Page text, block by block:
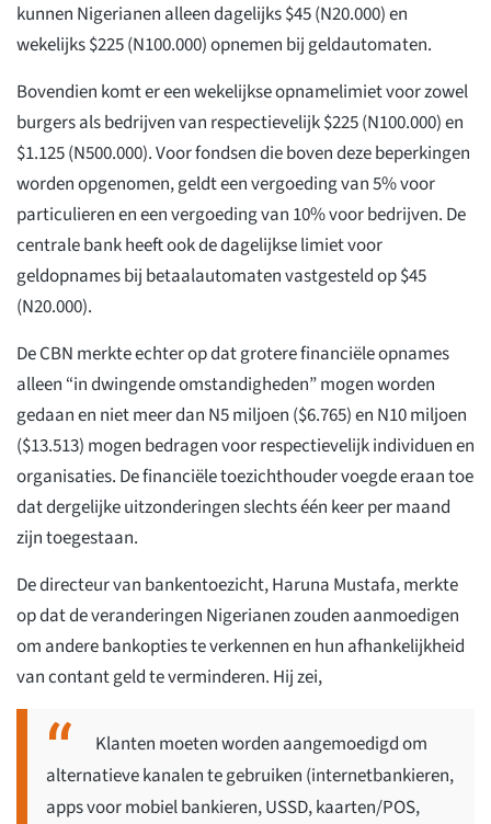
kunnen Nigerianen alleen dagelijks $45 (N20.000) en
wekelijks $225 (N100.000) opnemen bij geldautomaten.
Bovendien komt er een wekelijkse opnamelimiet voor zowel
burgers als bedrijven van respectievelijk $225 (N100.000) en
$1.125 (N500.000). Voor fondsen die boven deze beperkingen
worden opgenomen, geldt een vergoeding van 5% voor
particulieren en een vergoeding van 10% voor bedrijven. De
centrale bank heeft ook de dagelijkse limiet voor
geldopnames bij betaalautomaten vastgesteld op $45
(N20.000).
De CBN merkte echter op dat grotere financiële opnames
alleen “in dwingende omstandigheden” mogen worden
gedaan en niet meer dan N5 miljoen ($6.765) en N10 miljoen
($13.513) mogen bedragen voor respectievelijk individuen en
organisaties. De financiële toezichthouder voegde eraan toe
dat dergelijke uitzonderingen slechts één keer per maand
zijn toegestaan.
De directeur van bankentoezicht, Haruna Mustafa, merkte
op dat de veranderingen Nigerianen zouden aanmoedigen
om andere bankopties te verkennen en hun afhankelijkheid
van contant geld te verminderen. Hij zei,
Klanten moeten worden aangemoedigd om
alternatieve kanalen te gebruiken (internetbankieren,
apps voor mobiel bankieren, USSD, kaarten/POS,